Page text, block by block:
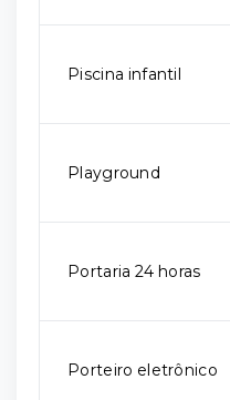
Piscina infantil
Playground
Portaria 24 horas
Porteiro eletrônico